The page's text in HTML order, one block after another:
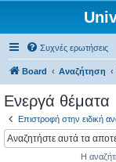
Συχνές ερωτήσεις
Board Αναζήτηση
Ενεργά θέματα
Επιστροφή στην ειδική
Η